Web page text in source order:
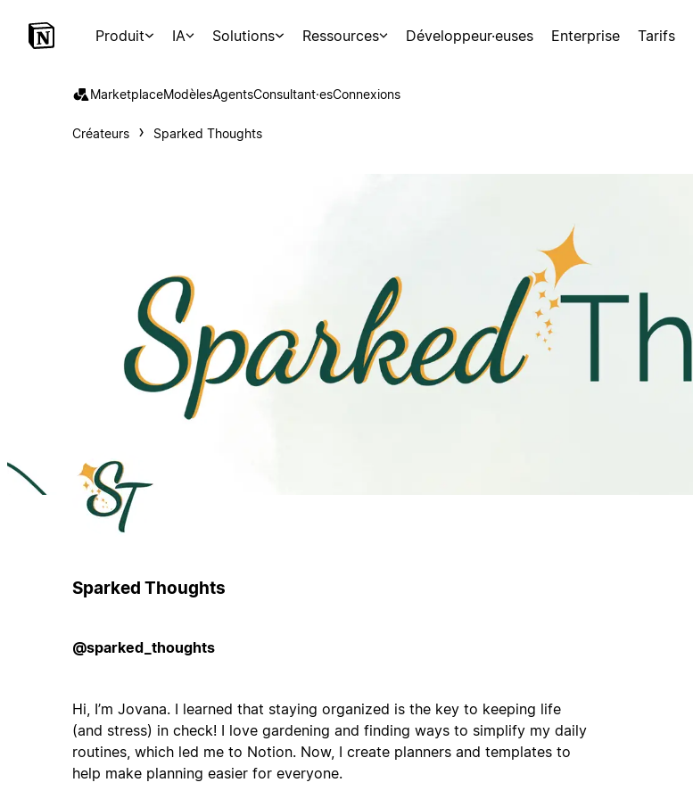
Produit IA Solutions Ressources Développeur·euses Enterprise Tarifs
MarketplaceModèlesAgentsConsultant·esConnexions
Créateurs Sparked Thoughts
Sparked Thoughts
@sparked_thoughts
Hi, I’m Jovana. I learned that staying organized is the key to keeping life
(and stress) in check! I love gardening and finding ways to simplify my daily
routines, which led me to Notion. Now, I create planners and templates to
help make planning easier for everyone.